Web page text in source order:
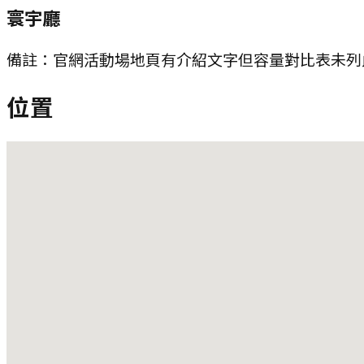
寰宇廳
備註： 官網活動場地頁有介紹文字但容量對比表未
位置